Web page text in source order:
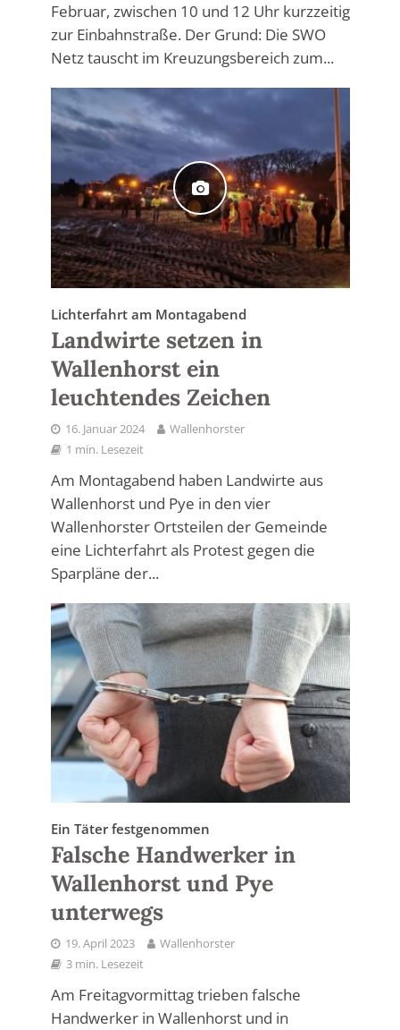
Februar, zwischen 10 und 12 Uhr kurzzeitig
zur Einbahnstraße. Der Grund: Die SWO
Netz tauscht im Kreuzungsbereich zum...
Lichterfahrt am Montagabend
Landwirte setzen in
Wallenhorst ein
leuchtendes Zeichen
16. Januar 2024
Wallenhorster
1 min. Lesezeit
Am Montagabend haben Landwirte aus
Wallenhorst und Pye in den vier
Wallenhorster Ortsteilen der Gemeinde
eine Lichterfahrt als Protest gegen die
Sparpläne der...
Ein Täter festgenommen
Falsche Handwerker in
Wallenhorst und Pye
unterwegs
19. April 2023
Wallenhorster
3 min. Lesezeit
Am Freitagvormittag trieben falsche
Handwerker in Wallenhorst und in